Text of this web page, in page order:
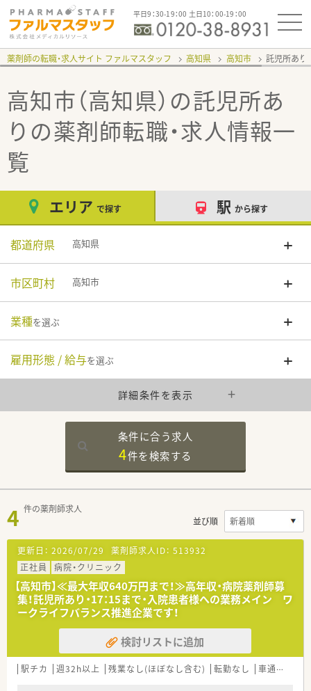
平日9：30-19：00 土日10：00-19：00
薬剤師の転職・求人サイト ファルマスタッフ 高知県 高知市 託児所あり
高知市（高知県）の託児所あ
り の薬剤師転職・求人情報一
覧
エリア で探す 駅 から探す
都道府県 高知県
市区町村 高知市
業種を選ぶ
雇用形態 / 給与を選ぶ
詳細条件を表示
条件に合う求人
4件を検索する
4 件の薬剤師求人
並び順
更新日： 2026/07/29 薬剤師求人ID： 513932
正社員
病院・クリニック
【高知市】≪最大年収640万円まで！≫高年収・病院薬剤師募
集！託児所あり・17：15まで・入院患者様への業務メイン ワ
ークライフバランス推進企業です！
検討リストに追加
駅チカ 週32h以上 残業なし(ほぼなし含む) 転勤なし 車通勤可